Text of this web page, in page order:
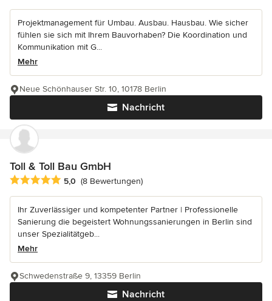
Projektmanagement für Umbau. Ausbau. Hausbau. Wie sicher
fühlen sie sich mit Ihrem Bauvorhaben? Die Koordination und
Kommunikation mit G...
Mehr
Nachricht
Neue Schönhauser Str. 10, 10178 Berlin
Toll & Toll Bau GmbH
Durchschnittliche Bewertung: 5 von 5 Sternen
5,0 (8 Bewertungen)
Ihr Zuverlässiger und kompetenter Partner | Professionelle
Sanierung die begeistert Wohnungssanierungen in Berlin sind
unser Spezialitätgeb...
Mehr
Nachricht
Schwedenstraße 9, 13359 Berlin